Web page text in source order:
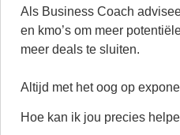
Als Business Coach
en kmo’s om meer
meer deals te sluiten.
Altijd met het oog op
Hoe kan ik jou precies